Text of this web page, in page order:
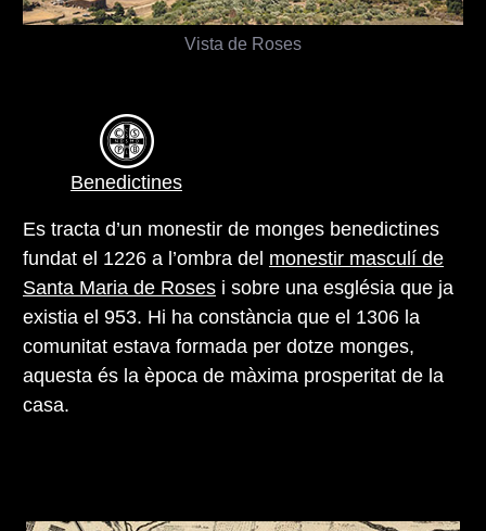
Vista de Roses
Benedictines
Es tracta d’un monestir de monges benedictines
fundat el 1226 a l’ombra del monestir masculí de
Santa Maria de Roses i sobre una església que ja
existia el 953. Hi ha constància que el 1306 la
comunitat estava formada per dotze monges,
aquesta és la època de màxima prosperitat de la
casa.